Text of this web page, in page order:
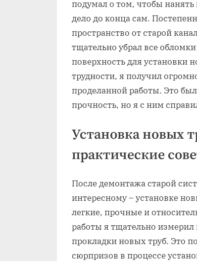
подумал о том, чтобы
дело до конца сам.
пространство от старой
тщательно убрал все
поверхность для установки
трудности, я получил
проделанной работы. Это
прочность, но я с ним
Установка новых
практические
После демонтажа старой
интересному – установке
легкие, прочные и
работы я тщательно измерил
прокладки новых труб. Это
сюрпризов в процессе